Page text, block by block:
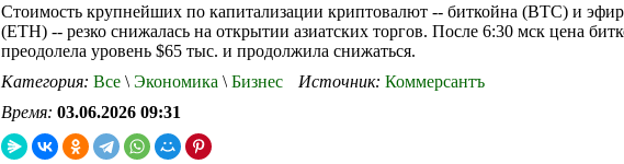
Стоимость крупнейших по капитализации криптовалют -- биткойна (BTC) и
(ETH) -- резко снижалась на открытии азиатских торгов. После 6:30 мск цена
преодолела уровень $65 тыс. и продолжила снижаться.
Категория: Все \ Экономика \ Бизнес Источник: Коммерсантъ
Время: 03.06.2026 09:31